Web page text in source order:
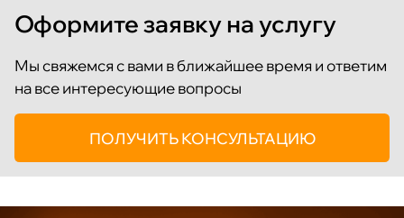
Оформите заявку на услугу
Мы свяжемся с вами в ближайшее время и ответим
на все интересующие вопросы
ПОЛУЧИТЬ КОНСУЛЬТАЦИЮ